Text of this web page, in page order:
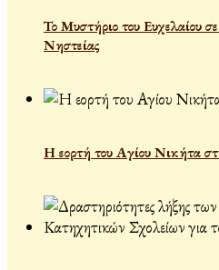
Το Μυστήριο του Ευχελαίου
Νηστείας
Η εορτή του Αγίου Νικήτα